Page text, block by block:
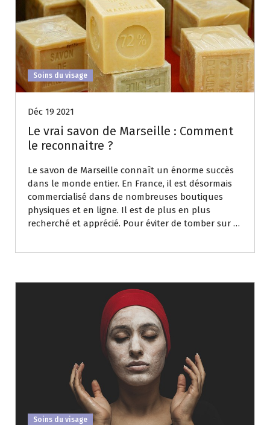
Soins du visage
Déc 19 2021
Le vrai savon de Marseille : Comment
le reconnaitre ?
Le savon de Marseille connaît un énorme succès
dans le monde entier. En France, il est désormais
commercialisé dans de nombreuses boutiques
physiques et en ligne. Il est de plus en plus
recherché et apprécié. Pour éviter de tomber sur …
Soins du visage